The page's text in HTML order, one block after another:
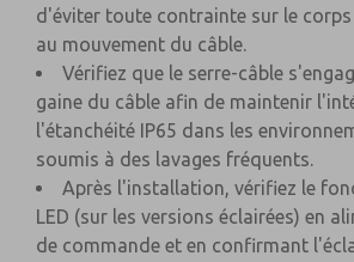
d'éviter toute contrainte sur le
au mouvement du câble.
Vérifiez que le serre-câble
gaine du câble afin de maintenir
l'étanchéité IP65 dans les
soumis à des lavages fréquents.
Après l'installation, vérifiez le
LED (sur les versions éclairées) en
de commande et en confirmant